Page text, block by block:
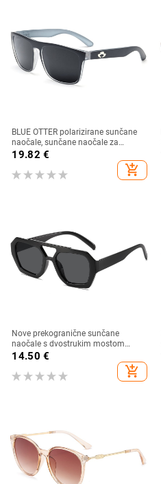
BLUE OTTER polarizirane sunčane
naočale, sunčane naočale za
sportove na otvorenom, sunčane
naočale za plažu, naočale za
ribolov, sunčane naočale za vožnju,
19.82 €
add_shopping_cart
Nove prekogranične sunčane
naočale s dvostrukim mostom
nepravilnog oblika, europski i
američki stil, popularne, moderne
sunčane naočale, jedinstvene
14.50 €
add_shopping_cart